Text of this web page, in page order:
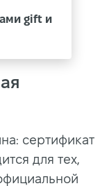
gift и
сертификат
для тех,